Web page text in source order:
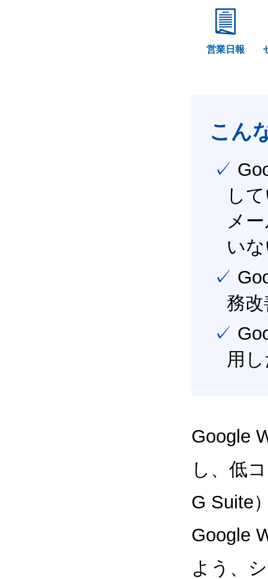
営業日報
こん
✓ Google Workspace（旧G Suite） を社内で導入
し
メ
い
✓ Google Workspace（旧G Suite） を活用し、業
務
✓ Google Workspace（旧G Suite） を最大限に活
用
Google
し、低
G Suite
Google
よう、